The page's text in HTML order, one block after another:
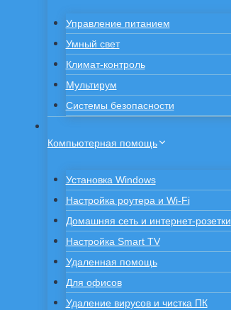
Управление питанием
Умный свет
Климат-контроль
Мультирум
Системы безопасности
Компьютерная помощь
Установка Windows
Настройка роутера и Wi-Fi
Домашняя сеть и интернет-розетки
Настройка Smart TV
Удаленная помощь
Для офисов
Удаление вирусов и чистка ПК